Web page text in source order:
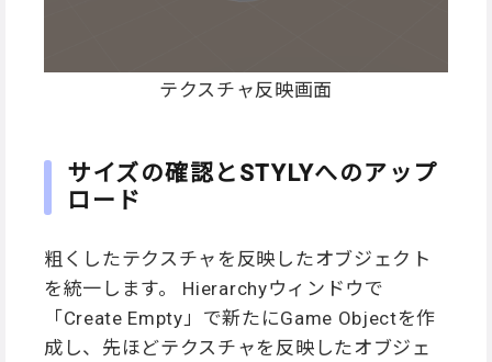
テクスチャ反映画面
サイズの確認とSTYLYへのアップ
ロード
粗くしたテクスチャを反映したオブジェクト
を統一します。 Hierarchyウィンドウで
「Create Empty」で新たにGame Objectを作
成し、先ほどテクスチャを反映したオブジェ